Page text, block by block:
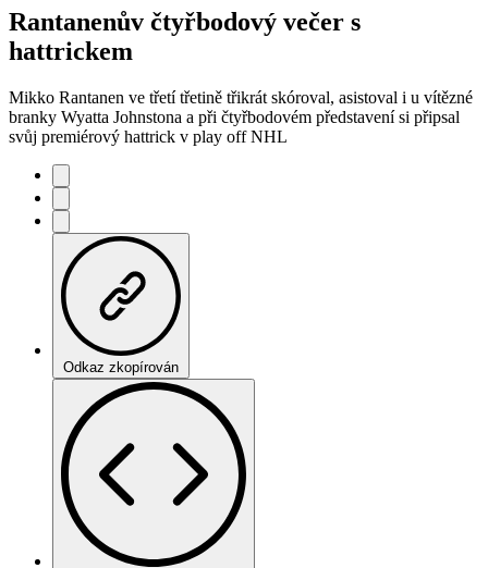
Rantanenův čtyřbodový večer s
hattrickem
Mikko Rantanen ve třetí třetině třikrát skóroval, asistoval i u vítězné
branky Wyatta Johnstona a při čtyřbodovém představení si připsal
svůj premiérový hattrick v play off NHL
Odkaz zkopírován